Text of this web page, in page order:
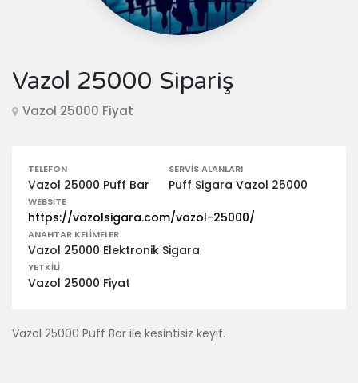
Vazol 25000 Sipariş
Vazol 25000 Fiyat
TELEFON
Vazol 25000 Puff Bar
SERVIS ALANLARI
Puff Sigara Vazol 25000
WEBSITE
https://vazolsigara.com/vazol-25000/
ANAHTAR KELIMELER
Vazol 25000 Elektronik Sigara
YETKILI
Vazol 25000 Fiyat
Vazol 25000 Puff Bar ile kesintisiz keyif.